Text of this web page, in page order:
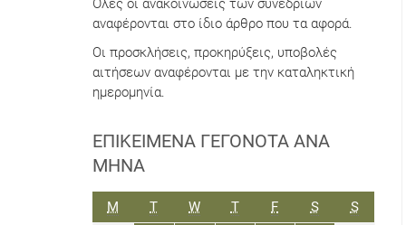
Όλες οι ανακοινώσεις των συνεδρίων
αναφέρονται στο ίδιο άρθρο που τα αφορά.
Οι προσκλήσεις, προκηρύξεις, υποβολές
αιτήσεων αναφέρονται με την καταληκτική
ημερομηνία.
ΕΠΙΚΕΊΜΕΝΑ ΓΕΓΟΝΌΤΑ ΑΝΆ
ΜΉΝΑ
M ΔΕΥΤΈΡΑ
TΤΡΊΤΗWΤΕΤΆΡΤΗ
TΠΈΜΠΤΗ
FΠΑΡΑΣΚΕΥΉ
SΣΆΒΒΑΤΟ
SΚΥΡΙΑΚΉ